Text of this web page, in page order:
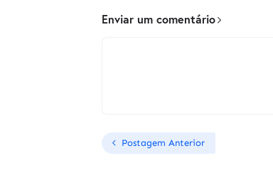
Enviar um comentário
Postagem Anterior